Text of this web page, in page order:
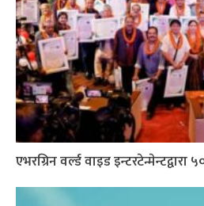
एभरग्रिन वर्ल्ड वाइड इन्टरटेन्मेन्टद्वारा